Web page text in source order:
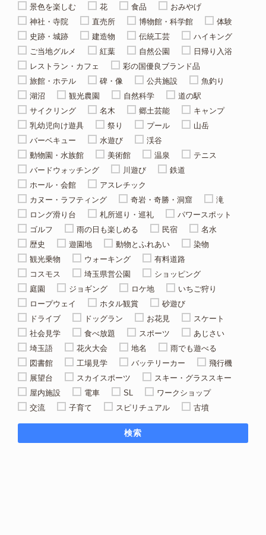
景色を楽しむ 花 食品
おみやげ
神社・寺院
直売所 博物館・科学館
体験
史跡・城跡
建造物 伝統工芸
ハイキング
ご当地グルメ
紅葉 自然公園
日帰り入浴
レストラン・カフェ
彩の国優良ブランド品
旅館・ホテル
碑・像 公共施設
魚釣り
湖沼
観光農園 自然科学
道の駅
サイクリング
名木 郷土芸能
キャンプ
乳幼児向け遊具
祭り プール
山岳
バーベキュー
水遊び
渓谷
動物園・水族館
美術館 温泉
テニス
バードウォッチング
川遊び
鉄道
ホール・会館
アスレチック
カヌー・ラフティング
奇岩・奇勝・洞窟
滝
ロング滑り台
札所巡り・巡礼
パワースポット
ゴルフ
雨の日も楽しめる 民宿
名水
歴史
遊園地 動物とふれあい
染物
観光乗物
ウォーキング
有料道路
コスモス
埼玉県営公園
ショッピング
庭園
ジョギング ロケ地
いちご狩り
ロープウェイ
ホタル観賞
砂遊び
ドライブ
ドッグラン お花見
スケート
社会見学
食べ放題 スポーツ
あじさい
埼玉語
花火大会 地名
雨でも遊べる
図書館
工場見学 バッテリーカー
飛行機
展望台
スカイスポーツ
スキー・グラススキー
屋内施設
電車 SL
ワークショップ
交流
子育て スピリチュアル 古墳
検索